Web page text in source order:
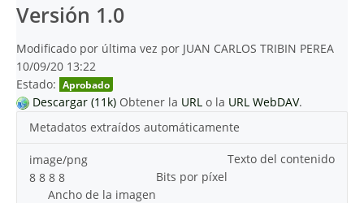
Versión 1.0
Modificado por última vez por JUAN CARLOS TRIBIN PEREA
10/09/20 13:22
Estado: Aprobado
Descargar (11k) Obtener la URL o la URL WebDAV.
Metadatos extraídos automáticamente
Texto del contenido
image/png
Bits por píxel
8 8 8 8
Ancho de la imagen